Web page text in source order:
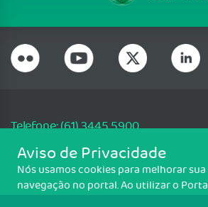
Telefone: (61) 3445 5900
Email: cfm@portalmedico.org.br
SGAS 616, Conjunto D, Lote 115, L2 Sul, Brasília/
CNPJ: 33.583.550/0001-30
Aviso de Privacidade
Nós usamos cookies para melhorar
navegação no portal. Ao utilizar o